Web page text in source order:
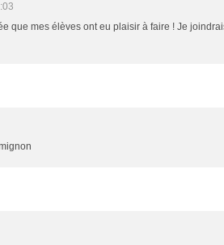
que mes élèves ont eu plaisir à faire ! Je